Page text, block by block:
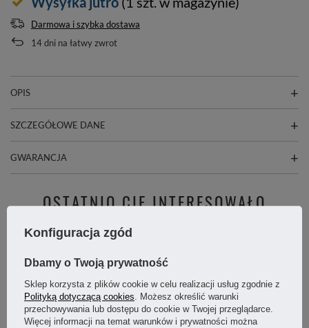
Darmowa i szybka dostawa
14dni na łatwy zwrot
OPIS
SZCZEGÓŁOWE DANE
GWARANCJA
OSTATNIO CIĘ INTERESOWAŁO
Konfiguracja zgód
Dbamy o Twoją prywatność
Sklep korzysta z plików cookie w celu realizacji usług zgodnie z
Polityką dotyczącą cookies. Możesz określić warunki
przechowywania lub dostępu do cookie w Twojej przeglądarce.
Więcej informacji na temat warunków i prywatności można